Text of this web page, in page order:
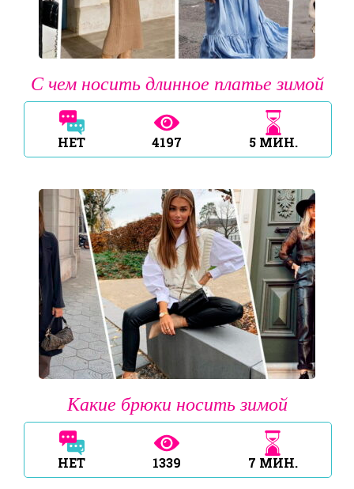
С чем носить длинное платье зимой
НЕТ 4197 5 МИН.
Какие брюки носить зимой
НЕТ 1339 7 МИН.